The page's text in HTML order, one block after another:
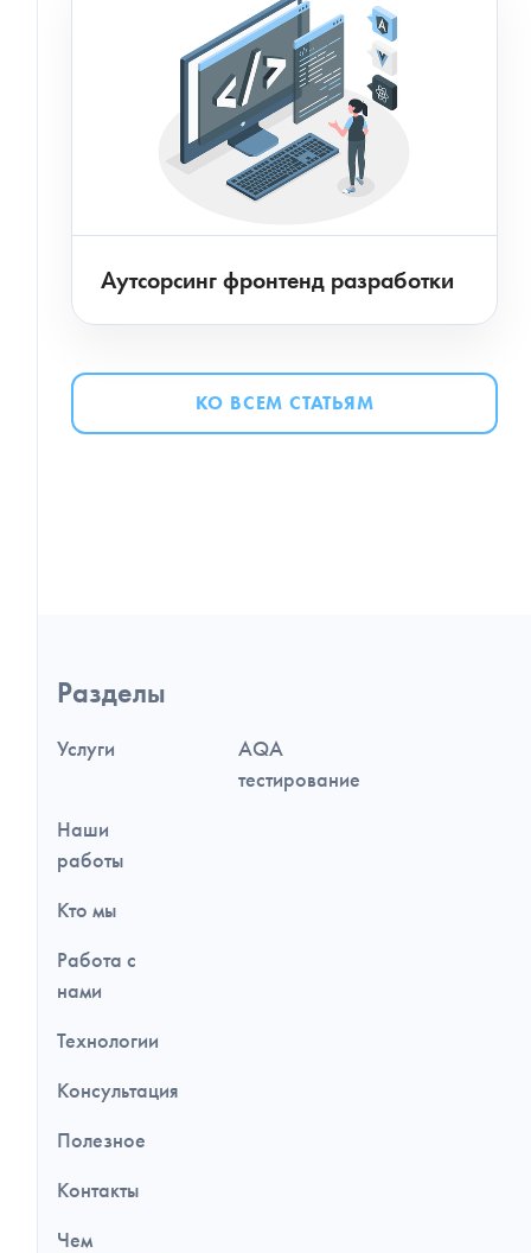
Аутсорсинг фронтенд разработки
КО ВСЕМ СТАТЬЯМ
Навигация
по
и
дополнительная
Разделы
Услуги
Наши
работы
Кто мы
Работа с
нами
Технологии
Консультация
Полезное
Контакты
Чем
AQA
тестирование